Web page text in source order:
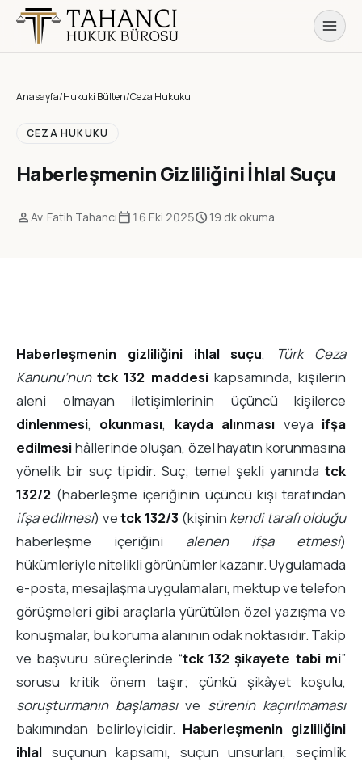
Anasayfa/Hukuki Bülten/Ceza Hukuku
CEZA HUKUKU
Haberleşmenin Gizliliğini İhlal Suçu
personAv. Fatih Tahancıcalendar_today 16 Eki 2025schedule19 dk okuma
Haberleşmenin gizliliğini ihlal suçu,
Türk Ceza
Kanunu’nun tck 132 maddesikapsamında, kişilerin
aleni olmayan iletişimlerinin üçüncü kişilerce
dinlenmesi, okunması, kayda alınması veya ifşa
edilmesihâllerinde oluşan, özel hayatın korunmasına
yönelik bir suç tipidir. Suç; temel şekli yanında tck
132/2 (haberleşme içeriğinin üçüncü kişi tarafından
ifşa edilmesi) vetck 132/3 (kişinin kendi tarafı olduğu
haberleşme içeriğini alenen ifşa etmesi)
hükümleriyle nitelikli görünümler kazanır. Uygulamada
e-posta, mesajlaşma uygulamaları, mektup ve telefon
görüşmeleri gibi araçlarla yürütülen özel yazışma ve
konuşmalar, bu koruma alanının odak noktasıdır. Takip
ve başvuru süreçlerinde “tck 132 şikayete tabi mi”
sorusu kritik önem taşır; çünkü şikâyet koşulu,
soruşturmanın başlamasıve sürenin kaçırılmaması
bakımından belirleyicidir. Haberleşmenin gizliliğini
ihlal suçunun kapsamı, suçun unsurları, seçimlik